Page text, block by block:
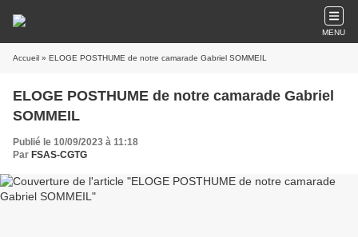
MENU
Accueil » ELOGE POSTHUME de notre camarade Gabriel SOMMEIL
ELOGE POSTHUME de notre camarade Gabriel
SOMMEIL
Publié le 10/09/2023 à 11:18
Par FSAS-CGTG